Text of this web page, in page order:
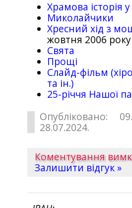
Храмова історія
Миколайчики
Хресний хід з
жовтня 2006 року
Свята
Прощі
Слайд-фільм
та ін.)
25-рiччя Нашої
Опубліковано:
28.07.2024.
Коментування
Залишити відгук »